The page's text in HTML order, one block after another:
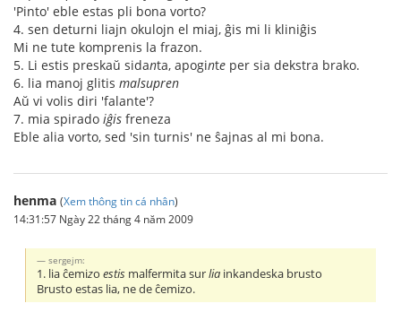
'Pinto' eble estas pli bona vorto?
4. sen deturni liajn okulojn el miaj, ĝis mi li kliniĝis
Mi ne tute komprenis la frazon.
5. Li estis preskaŭ sidanta, apoginte per sia dekstra brako.
6. lia manoj glitis malsupren
Aŭ vi volis diri 'falante'?
7. mia spirado iĝis freneza
Eble alia vorto, sed 'sin turnis' ne ŝajnas al mi bona.
henma (Xem thông tin cá nhân)
14:31:57 Ngày 22 tháng 4 năm 2009
sergejm:
1. lia ĉemizoestis malfermita surlia inkandeska brusto
Brusto estas lia, ne de ĉemizo.